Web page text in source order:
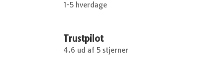
1-5 hverdage
Trustpilot
4.6 ud af 5 stjerner